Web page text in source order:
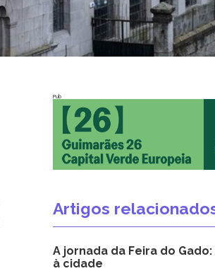
Pub
Artigos
A jornada da Feira do
à cidade